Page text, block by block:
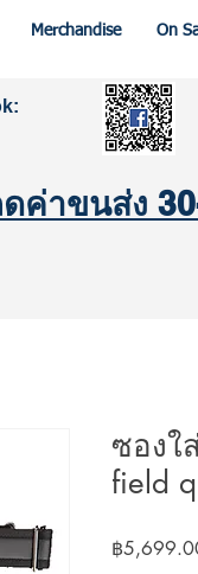
Merchandise On
ซองใ
field
฿
ค่าขนส่ง